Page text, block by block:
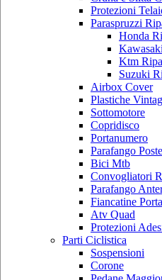
Protezioni
Paraspruzzi
Honda
Ktm
Suzuki
Airbox Cover
Plastiche
Sottomotore
Copridisco
Portanumero
Parafango
Bici Mtb
Convogliatori
Parafango
Fiancatine
Atv Quad
Protezioni
Parti Ciclistica
Sospensioni
Corone